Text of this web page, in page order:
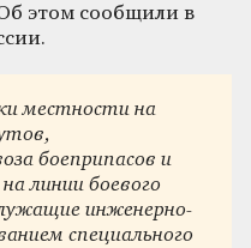
этом сообщили в
местности на
боеприпасов и
линии боевого
инженерно-
специального